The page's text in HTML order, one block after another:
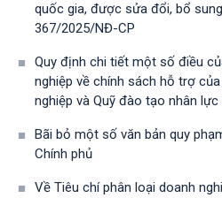
quốc gia, được sửa đổi, bổ
367/2025/NĐ-СР
Quy định chi tiết một số điều
nghiệp về chính sách hỗ trợ
nghiệp và Quỹ đào tạo nhân
Bãi bỏ một số văn bản quy
Chính phủ
Về Tiêu chí phân loại doanh